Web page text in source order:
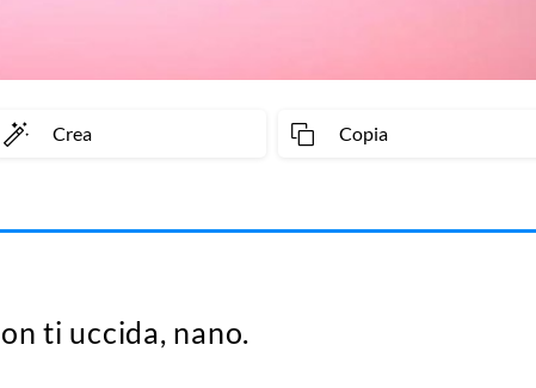
Crea Copia
ti uccida, nano.